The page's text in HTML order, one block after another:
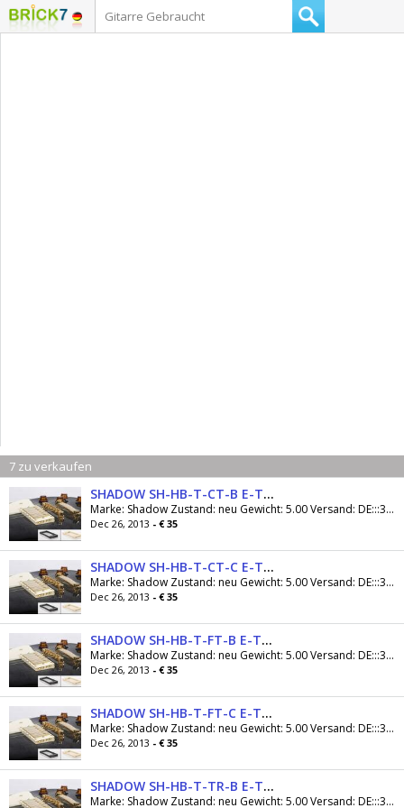
7 zu verkaufen
SHADOW SH-HB-T-CT-B E-Tuner
Marke: Shadow Zustand: neu Gewicht: 5.00 Versand: DE:::3.00 Preis inkl. MwSt, zzgl. Versandkosten: 35.00 Automatisch, komfortabel, schnell, diskret,...
Dec 26, 2013 - € 35
SHADOW SH-HB-T-CT-C E-Tuner
Marke: Shadow Zustand: neu Gewicht: 5.00 Versand: DE:::3.00 Preis inkl. MwSt, zzgl. Versandkosten: 35.00 Automatisch, komfortabel, schnell, diskret,...
Dec 26, 2013 - € 35
SHADOW SH-HB-T-FT-B E-Tuner
Marke: Shadow Zustand: neu Gewicht: 5.00 Versand: DE:::3.00 Preis inkl. MwSt, zzgl. Versandkosten: 35.00 Automatisch, komfortabel, schnell, diskret,...
Dec 26, 2013 - € 35
SHADOW SH-HB-T-FT-C E-Tuner
Marke: Shadow Zustand: neu Gewicht: 5.00 Versand: DE:::3.00 Preis inkl. MwSt, zzgl. Versandkosten: 35.00 Automatisch, komfortabel, schnell, diskret,...
Dec 26, 2013 - € 35
SHADOW SH-HB-T-TR-B E-Tuner
Marke: Shadow Zustand: neu Gewicht: 5.00 Versand: DE:::3.00 Preis inkl. MwSt, zzgl. Versandkosten: 35.00 Automatisch, komfortabel, schnell, diskret,...